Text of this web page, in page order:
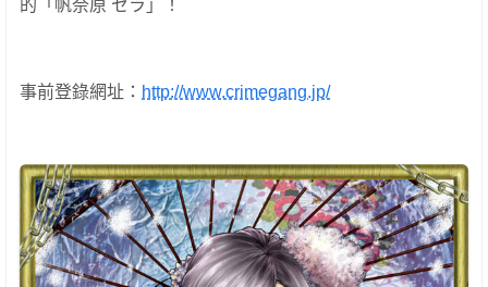
的「 帆奈原 セラ」！
事前登錄網址： http://www.crimegang.jp/